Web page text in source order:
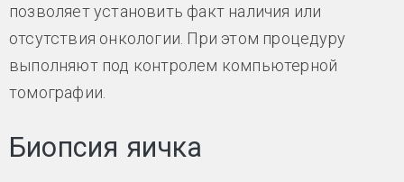
позволяет установить факт наличия или
отсутствия онкологии. При этом процедуру
выполняют под контролем компьютерной
томографии.
Биопсия яичка